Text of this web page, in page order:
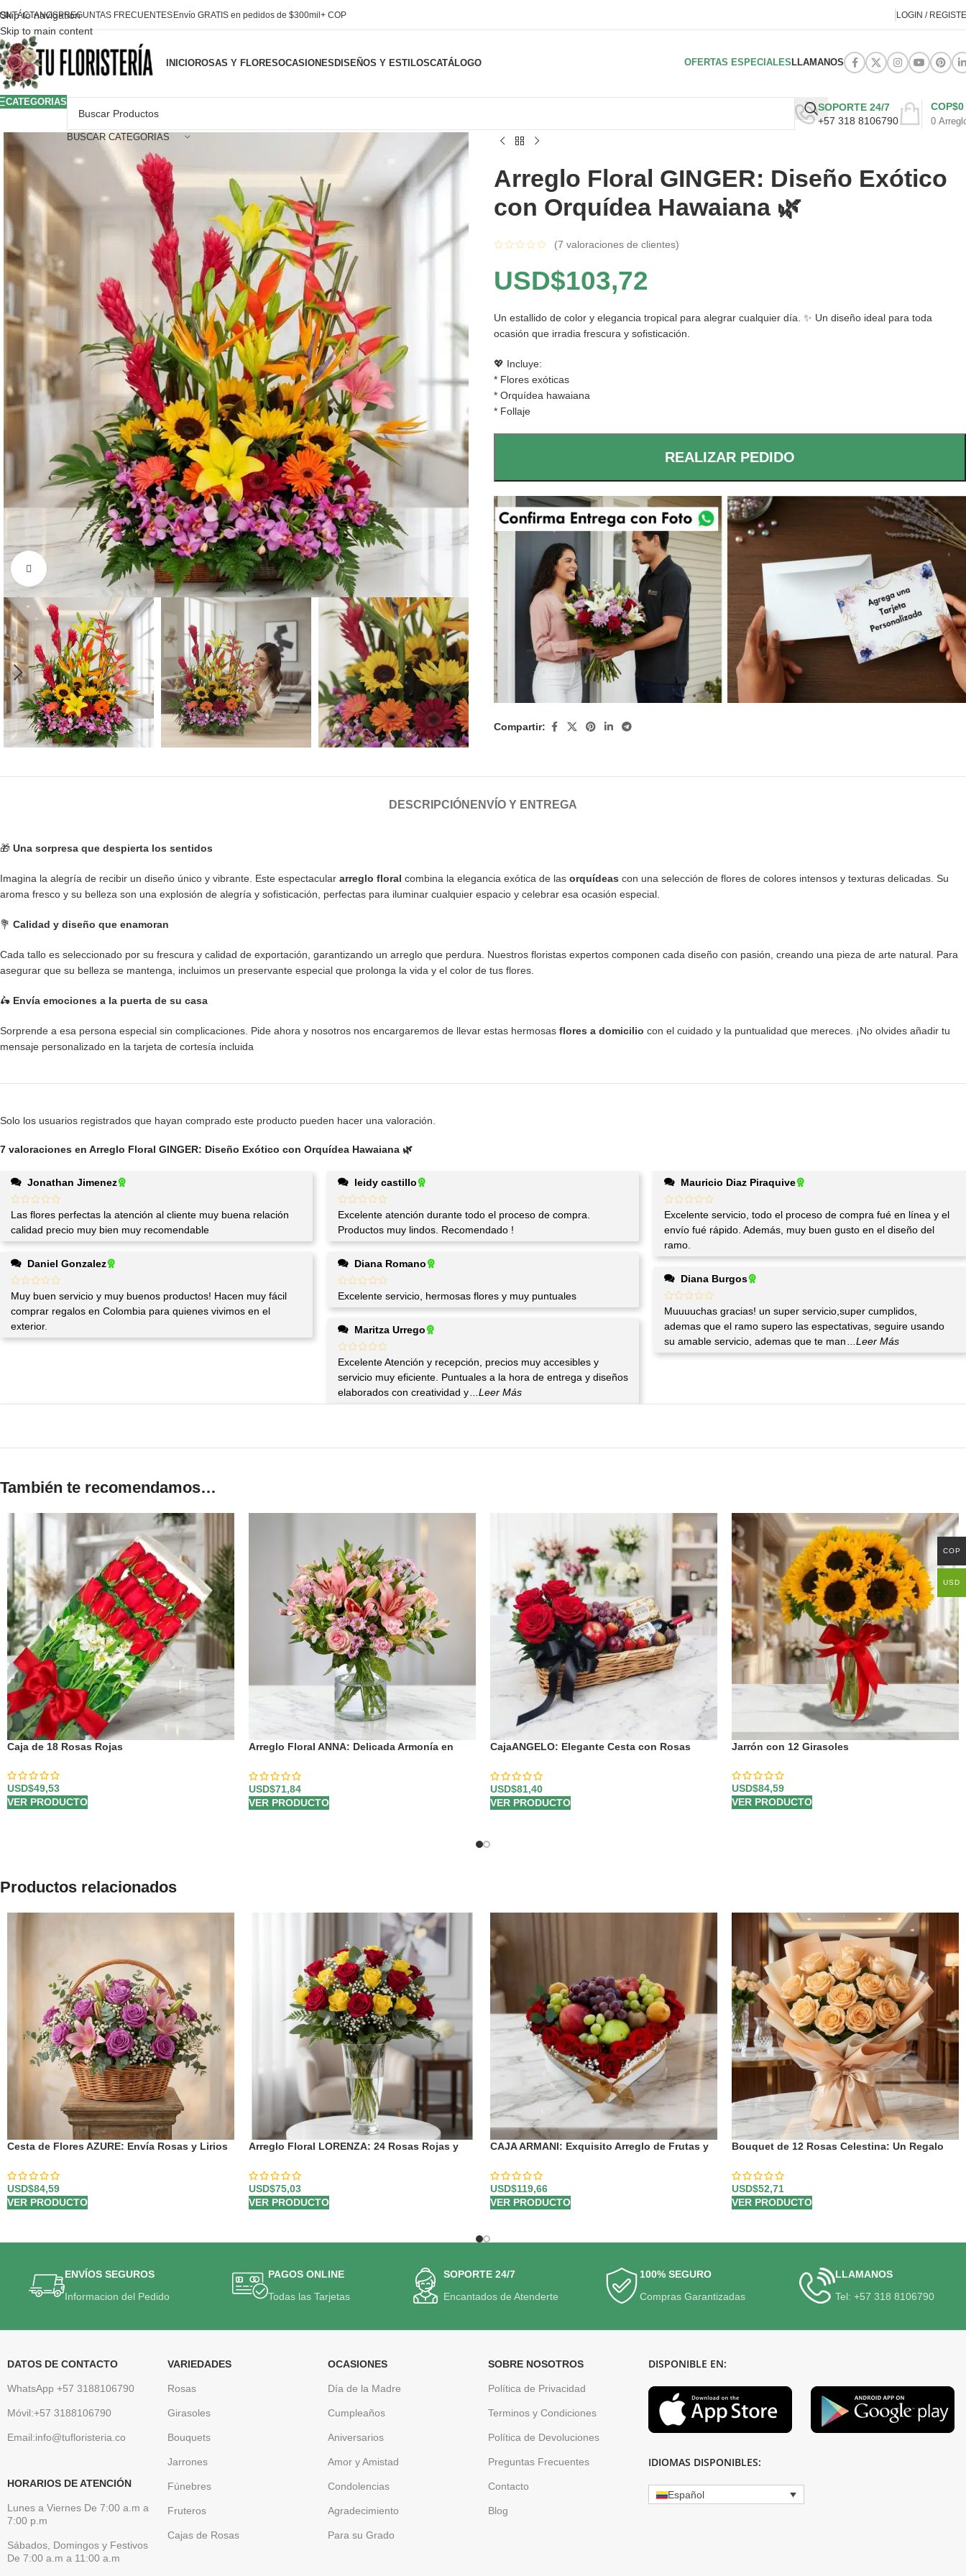
Skip to navigation
Skip to main content
PREGUNTAS FRECUENTESEnvío GRATIS en pedidos de $300mil+ COP LOGIN /
INICIOROSAS Y FLORESOCASIONESDISEÑOS Y ESTILOSCATÁLOGO OFERTAS ESPECIALES LLAMANOS
CATEGORIAS
BUSCAR CATEGORIAS
SOPORTE 24/7
+57 318 8106790
0
COP$0
Click to enlarge
Arreglo Floral GINGER: Diseño Exótico
con Orquídea Hawaiana 🌿
(7 valoraciones de clientes)
USD$103,72
Un estallido de color y elegancia tropical para alegrar cualquier día. ✨ Un diseño ideal para toda
ocasión que irradia frescura y sofisticación.
💖 Incluye:
* Flores exóticas
* Orquídea hawaiana
* Follaje
REALIZAR PEDIDO
Compartir:
DESCRIPCIÓN ENVÍO Y ENTREGA
🎁 Una sorpresa que despierta los sentidos
Imagina la alegría de recibir un diseño único y vibrante. Este espectacular arreglo floral combina la elegancia exótica de las orquídeas con una selección de flores de colores intensos y texturas delicadas. Su
aroma fresco y su belleza son una explosión de alegría y sofisticación, perfectas para iluminar cualquier espacio y celebrar esa ocasión especial.
💐 Calidad y diseño que enamoran
Cada tallo es seleccionado por su frescura y calidad de exportación, garantizando un arreglo que perdura. Nuestros floristas expertos componen cada diseño con pasión, creando una pieza de arte natural. Para
asegurar que su belleza se mantenga, incluimos un preservante especial que prolonga la vida y el color de tus flores.
🛵 Envía emociones a la puerta de su casa
Sorprende a esa persona especial sin complicaciones. Pide ahora y nosotros nos encargaremos de llevar estas hermosas flores a domicilio con el cuidado y la puntualidad que mereces. ¡No olvides añadir tu
mensaje personalizado en la tarjeta de cortesía incluida
7 valoraciones en Arreglo Floral GINGER: Diseño Exótico con Orquídea Hawaiana 🌿
Jonathan Jimenez
Las flores perfectas la atención al cliente muy buena relación
calidad precio muy bien muy recomendable
Daniel Gonzalez
Muy buen servicio y muy buenos productos! Hacen muy fácil
comprar regalos en Colombia para quienes vivimos en el
exterior.
leidy castillo
Excelente atención durante todo el proceso de compra.
Productos muy lindos. Recomendado !
Diana Romano
Excelente servicio, hermosas flores y muy puntuales
Maritza Urrego
Excelente Atención y recepción, precios muy accesibles y
servicio muy eficiente. Puntuales a la hora de entrega y diseños
elaborados con creatividad y
...Leer Más
Mauricio Diaz Piraquive
Excelente servicio, todo el proceso de compra fué en línea y el
envío fué rápido. Además, muy buen gusto en el diseño del
ramo.
Diana Burgos
Muuuuchas gracias! un super servicio,super cumplidos,
ademas que el ramo supero las espectativas, seguire usando
su amable servicio, ademas que te man
...Leer Más
Solo los usuarios registrados que hayan comprado este producto pueden hacer una valoración.
También te recomendamos…
Caja de 18 Rosas Rojas
USD$49,53
VER PRODUCTO
Arreglo Floral ANNA: Delicada Armonía en
USD$71,84
VER PRODUCTO
CajaANGELO: Elegante Cesta con Rosas
USD$81,40
VER PRODUCTO
Jarrón con 12 Girasoles
USD$84,59
VER PRODUCTO
Productos relacionados
Cesta de Flores AZURE: Envía Rosas y Lirios
USD$84,59
VER PRODUCTO
Arreglo Floral LORENZA: 24 Rosas Rojas y
USD$75,03
VER PRODUCTO
CAJA ARMANI: Exquisito Arreglo de Frutas y
USD$119,66
VER PRODUCTO
Bouquet de 12 Rosas Celestina: Un Regalo
USD$52,71
VER PRODUCTO
ENVÍOS SEGUROS
Informacion del Pedido
PAGOS ONLINE
Todas las Tarjetas
SOPORTE 24/7
Encantados de Atenderte
100% SEGURO
Compras Garantizadas
LLAMANOS
Tel: +57 318 8106790
DATOS DE CONTACTO
WhatsApp +57 3188106790
Móvil:+57 3188106790
Email:info@tufloristeria.co
HORARIOS DE ATENCIÓN
Lunes a Viernes De 7:00 a.m a
7:00 p.m
Sábados, Domingos y Festivos
De 7:00 a.m a 11:00 a.m
VARIEDADES
Rosas
Girasoles
Bouquets
Jarrones
Fúnebres
Fruteros
Cajas de Rosas
OCASIONES
Día de la Madre
Cumpleaños
Aniversarios
Amor y Amistad
Condolencias
Agradecimiento
Para su Grado
SOBRE NOSOTROS
Política de Privacidad
Terminos y Condiciones
Política de Devoluciones
Preguntas Frecuentes
Contacto
Blog
DISPONIBLE EN:
IDIOMAS DISPONIBLES:
Español
COP
USD